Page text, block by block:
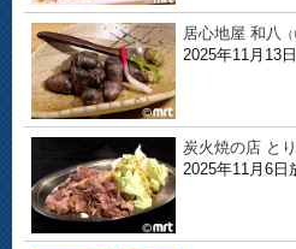
居心地屋 和八
2025年11月13
炭火焼の店 と
2025年11月6日